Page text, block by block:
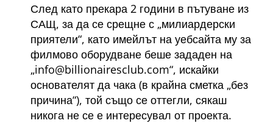
След като прекара 2 години в пътуване из
САЩ, за да се срещне с милиардерски
приятели , като имейлът на уебсайта му за
филмово оборудване беше зададен на
info@billionairesclub.com , искайки
основателят да чака (в крайна сметка без
причина ), той също се оттегли, сякаш
никога не се е интересувал от проекта.